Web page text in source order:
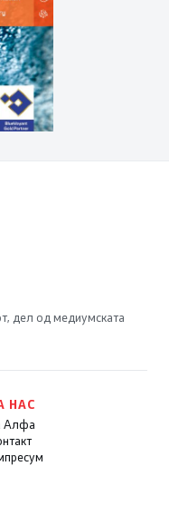
дел од медиумската
НАС
Алфа